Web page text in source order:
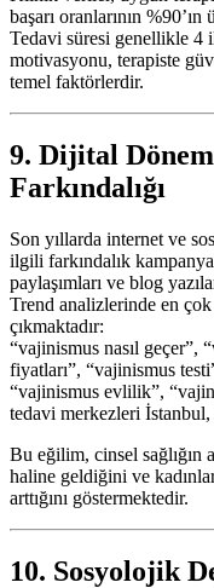
başarı oranlarının
Tedavi süresi genellikle 4
motivasyonu, terapiste
temel faktörlerdir.
9. Dijital
Farkındalığı
Son yıllarda internet ve
ilgili farkındalık
paylaşımları ve blog
Trend analizlerinde en çok
çıkmaktadır:
“vajinismus nasıl geçer”,
fiyatları”, “vajinismus
“vajinismus evlilik”,
tedavi merkezleri
Bu eğilim, cinsel sağlığın
haline geldiğini ve
arttığını göstermektedir.
10. Sosyolojik